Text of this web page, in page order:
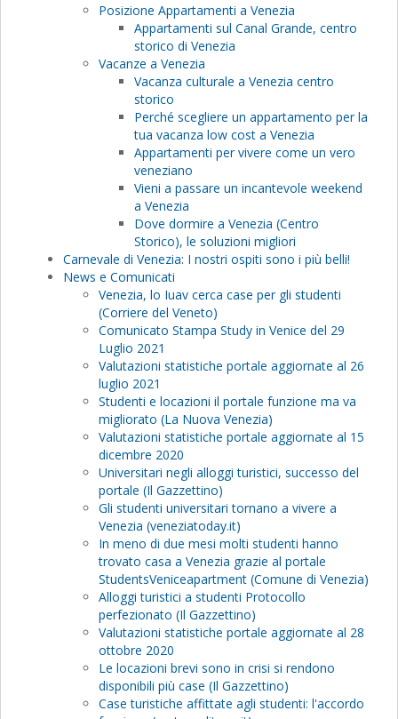
Posizione Appartamenti a Venezia
Appartamenti sul Canal Grande, centro
storico di Venezia
Vacanze a Venezia
Vacanza culturale a Venezia centro
storico
Perché scegliere un appartamento per la
tua vacanza low cost a Venezia
Appartamenti per vivere come un vero
veneziano
Vieni a passare un incantevole weekend
a Venezia
Dove dormire a Venezia (Centro
Storico), le soluzioni migliori
Carnevale di Venezia: I nostri ospiti sono i più belli!
News e Comunicati
Venezia, lo Iuav cerca case per gli studenti
(Corriere del Veneto)
Comunicato Stampa Study in Venice del 29
Luglio 2021
Valutazioni statistiche portale aggiornate al 26
luglio 2021
Studenti e locazioni il portale funzione ma va
migliorato (La Nuova Venezia)
Valutazioni statistiche portale aggiornate al 15
dicembre 2020
Universitari negli alloggi turistici, successo del
portale (Il Gazzettino)
Gli studenti universitari tornano a vivere a
Venezia (veneziatoday.it)
In meno di due mesi molti studenti hanno
trovato casa a Venezia grazie al portale
StudentsVeniceapartment (Comune di Venezia)
Alloggi turistici a studenti Protocollo
perfezionato (Il Gazzettino)
Valutazioni statistiche portale aggiornate al 28
ottobre 2020
Le locazioni brevi sono in crisi si rendono
disponibili più case (Il Gazzettino)
Case turistiche affittate agli studenti: l'accordo